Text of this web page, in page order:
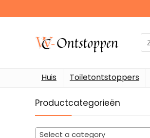
Huis Toiletontstoppers
Productcategorieën
Select a category